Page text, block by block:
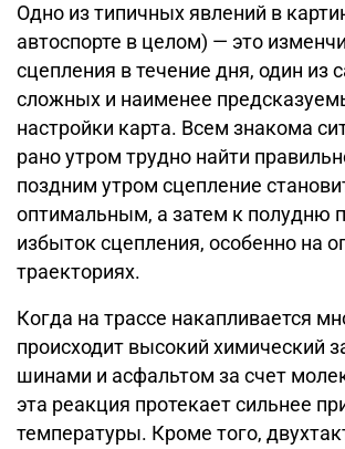
Одно из типичных явлений в
автоспорте в целом) — это
сцепления в течение дня, один из
сложных и наименее
настройки карта. Всем знакома
рано утром трудно найти
поздним утром сцепление
оптимальным, а затем к полудню
избыток сцепления, особенно на
траекториях.
Когда на трассе накапливается
происходит высокий химический
шинами и асфальтом за счет
эта реакция протекает сильнее
температуры. Кроме того,